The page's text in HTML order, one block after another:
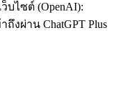
ว็บไซต์ (OpenAI):
ถึงผ่าน ChatGPT Plus